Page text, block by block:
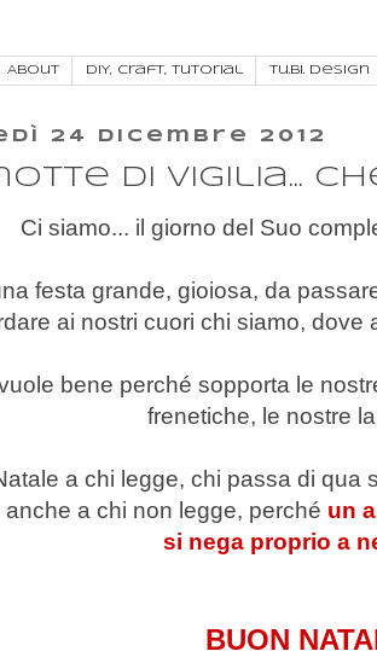
About DIY, craft, tutorial Tu.Bi. Design
24 dicembre 2012
di Vigilia...
Ci siamo... il giorno del Suo
festa grande, gioiosa, da
ai nostri cuori chi siamo, dove
bene perché sopporta le
frenetiche, le nostre
a chi legge, chi passa di qua
anche a chi non legge, perché un
si nega proprio a
BUON